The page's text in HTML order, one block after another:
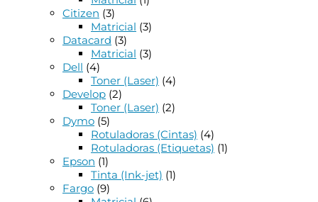
Citizen (3)
Matricial (3)
Datacard (3)
Matricial (3)
Dell (4)
Toner (Laser) (4)
Develop (2)
Toner (Laser) (2)
Dymo (5)
Rotuladoras (Cintas) (4)
Rotuladoras (Etiquetas) (1)
Epson (1)
Tinta (Ink-jet) (1)
Fargo (9)